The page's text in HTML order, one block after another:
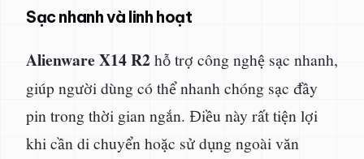
Sạc nhanh và linh hoạt
Alienware X14 R2hỗ trợ công nghệ sạc nhanh,
giúp người dùng có thể nhanh chóng sạc đầy
pin trong thời gian ngắn. Điều này rất tiện lợi
khi cần di chuyển hoặc sử dụng ngoài văn